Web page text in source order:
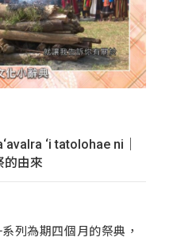
‘i tatolohae ni｜
的由來
列為期四個月的祭典，